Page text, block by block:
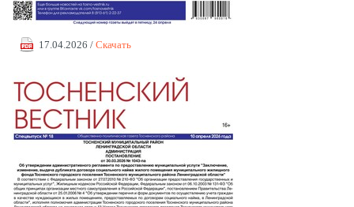
17.04.2026 / Скачать